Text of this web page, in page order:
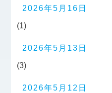
2026年5月16日
(1)
2026年5月13日
(3)
2026年5月12日